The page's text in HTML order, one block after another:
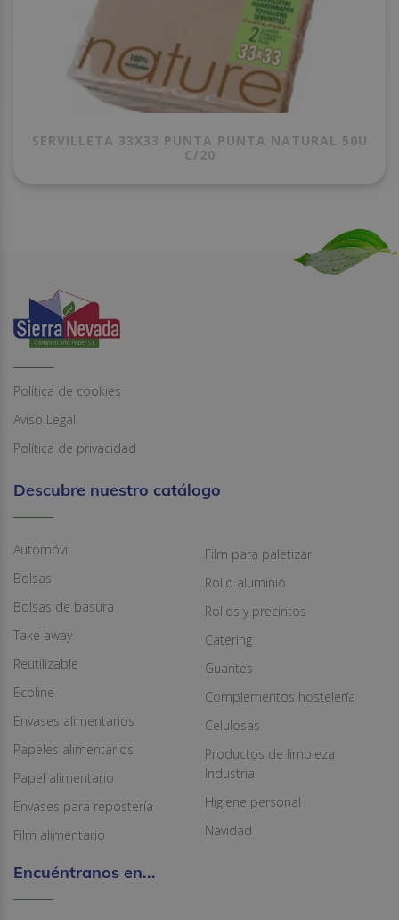
SERVILLETA 33X33 PUNTA PUNTA NATURAL 50U
C/20
Política de cookies
Aviso Legal
Política de privacidad
Descubre nuestro catálogo
Automóvil
Bolsas
Bolsas de basura
Take away
Reutilizable
Ecoline
Envases alimentarios
Papeles alimentarios
Papel alimentario
Envases para repostería
Film alimentario
Film para paletizar
Rollo aluminio
Rollos y precintos
Catering
Guantes
Complementos hostelería
Celulosas
Productos de limpieza
Industrial
Higiene personal
Navidad
Encuéntranos en...